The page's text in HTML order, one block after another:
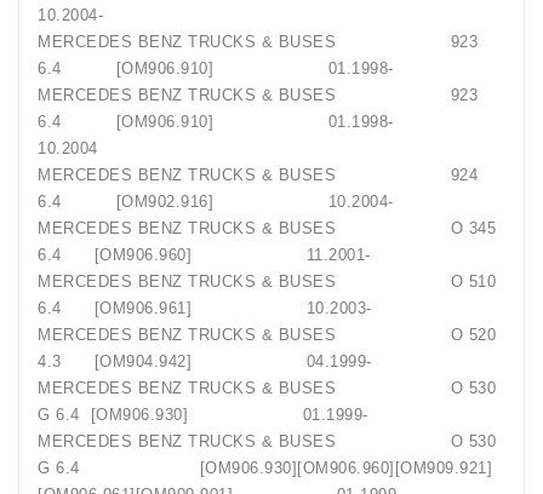
10.2004-
MERCEDES BENZ TRUCKS & BUSES 923
6.4 [OM906.910] 01.1998-
MERCEDES BENZ TRUCKS & BUSES 923
6.4 [OM906.910] 01.1998-
10.2004
MERCEDES BENZ TRUCKS & BUSES 924
6.4 [OM902.916] 10.2004-
MERCEDES BENZ TRUCKS & BUSES O 345
6.4 [OM906.960] 11.2001-
MERCEDES BENZ TRUCKS & BUSES O 510
6.4 [OM906.961] 10.2003-
MERCEDES BENZ TRUCKS & BUSES O 520
4.3 [OM904.942] 04.1999-
MERCEDES BENZ TRUCKS & BUSES O 530
G 6.4 [OM906.930] 01.1999-
MERCEDES BENZ TRUCKS & BUSES O 530
G 6.4 [OM906.930][OM906.960][OM909.921]